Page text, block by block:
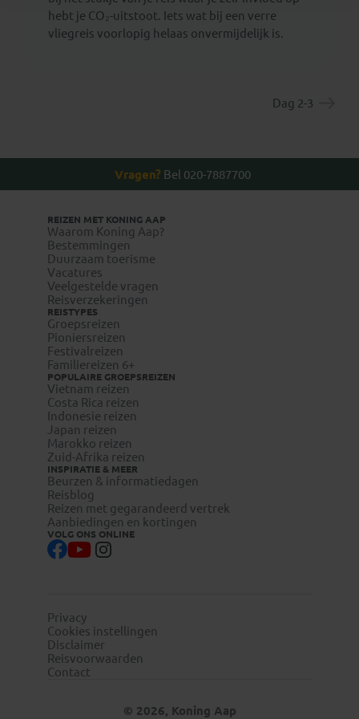
hebt je CO₂-uitstoot. Iets wat bij een verre
vliegreis voorlopig helaas onvermijdelijk is.
Dag 2-3
Vragen? Bel 020-7887700
REIZEN MET KONING AAP
Waarom Koning Aap?
Bestemmingen
Duurzaam toerisme
Vacatures
Veelgestelde vragen
Reisverzekeringen
REISTYPES
Groepsreizen
Pioniersreizen
Festivalreizen
Familiereizen 6+
POPULAIRE GROEPSREIZEN
Vietnam reizen
Costa Rica reizen
Indonesie reizen
Japan reizen
Marokko reizen
Zuid-Afrika reizen
INSPIRATIE & MEER
Beurzen & informatiedagen
Reisblog
Reizen met gegarandeerd vertrek
Aanbiedingen en kortingen
VOLG ONS ONLINE
Privacy
Cookies instellingen
Disclaimer
Reisvoorwaarden
Contact
© 2026, Koning Aap